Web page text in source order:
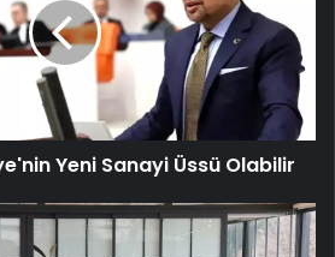
Yeni Sanayi Üssü Olabilir